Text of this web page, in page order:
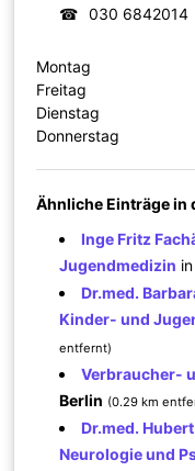
☎
030 6842014
Montag
Freitag
Dienstag
Donnerstag
Ähnliche Einträge in
Inge Fritz
Jugendmedizin
Dr.med.
Kinder- und
entfernt)
Verbraucher-
Berlin (0.29 km
Dr.med.
Neurologie und